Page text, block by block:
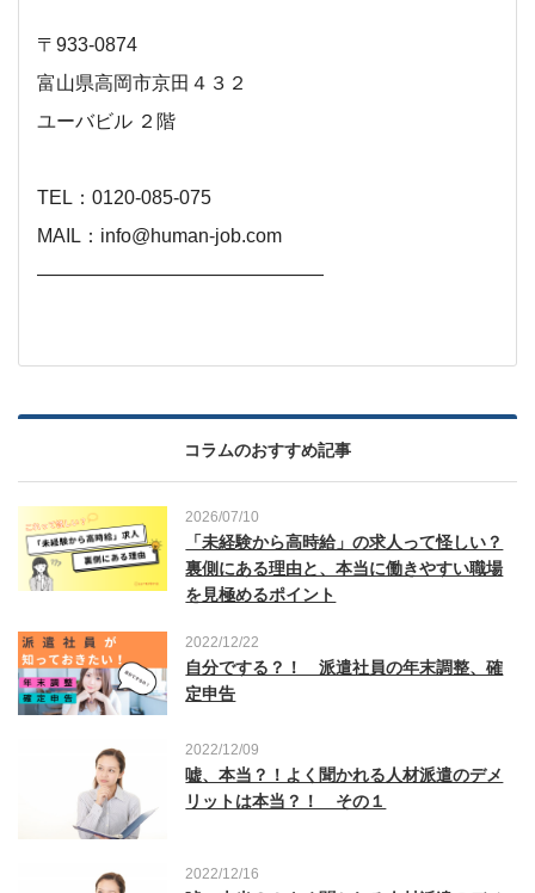
〒933-0874
富山県高岡市京田４３２
ユーバビル ２階
TEL：0120‐085‐075
MAIL：info@human-job.com
―――――――――――――――
コラムのおすすめ記事
2026/07/10
「未経験から高時給」の求人って怪しい？
裏側にある理由と、本当に働きやすい職場
を見極めるポイント
2022/12/22
自分でする？！ 派遣社員の年末調整、確
定申告
2022/12/09
嘘、本当？！よく聞かれる人材派遣のデメ
リットは本当？！ その１
2022/12/16